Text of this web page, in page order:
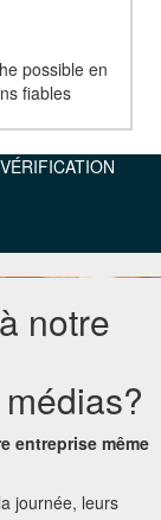
possible en
fiables
notre
entreprise même
journée, leurs